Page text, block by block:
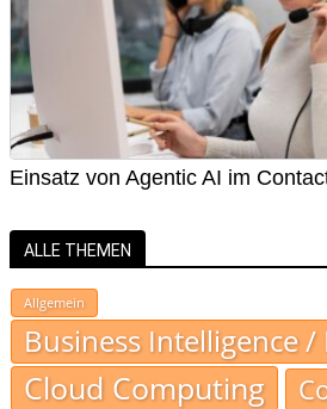
Einsatz von Agentic AI im
ALLE THEMEN
Allgemein
Business Intelligence /
Cloud Computing